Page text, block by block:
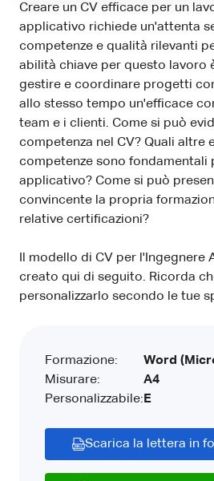
Creare un CV efficace per un
applicativo richiede un'attenta
competenze e qualità rilevanti
abilità chiave per questo lavoro
gestire e coordinare progetti
allo stesso tempo un'efficace
team e i clienti. Come si può
competenza nel CV? Quali altre
competenze sono fondamentali
applicativo? Come si può
convincente la propria
relative certificazioni?
Il modello di CV per l'Ingegnere
creato qui di seguito. Ricorda
personalizzarlo secondo le tue
Formazione:
Misurare:
Personalizzabile:
Word
A4
E
Scarica la lettera in